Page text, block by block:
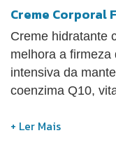
Creme Corporal
Creme hidratante
melhora a
intensiva da
coenzima Q10,